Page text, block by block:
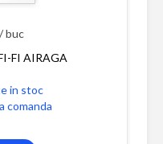
/ buc
FI AIRAGA
in stoc
comanda